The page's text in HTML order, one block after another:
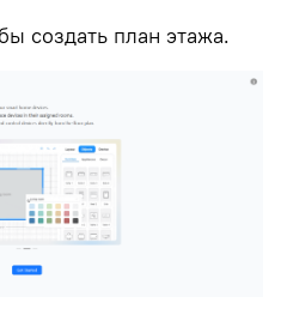
создать план этажа.